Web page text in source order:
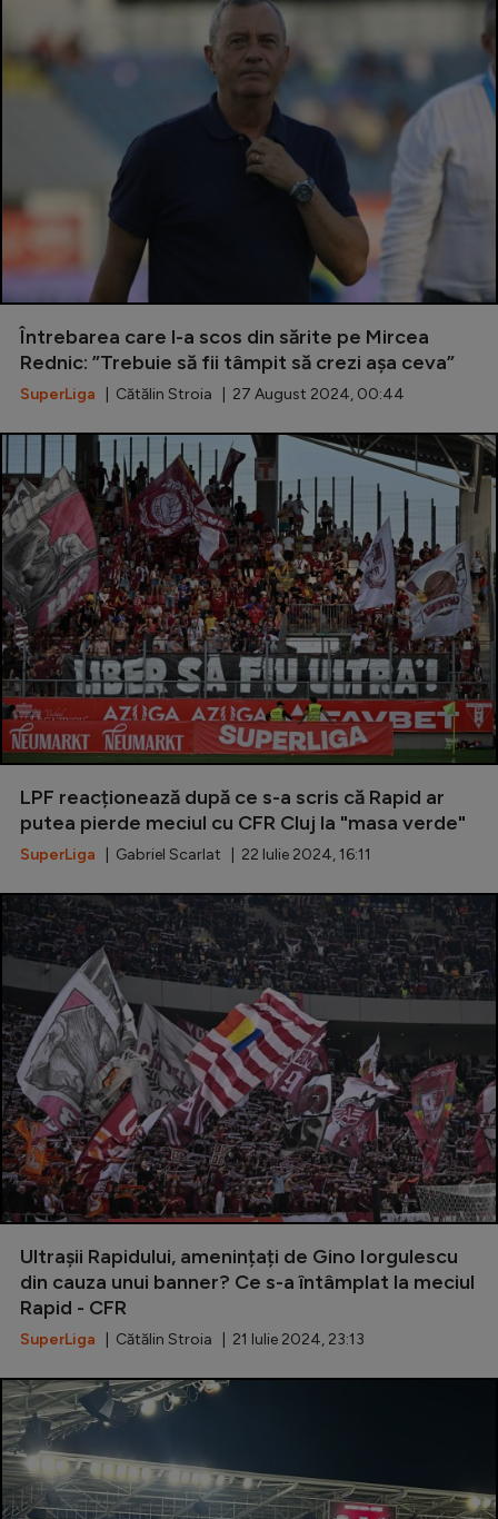
Întrebarea care l-a scos din sărite pe Mircea
Rednic: ”Trebuie să fii tâmpit să crezi așa ceva”
SuperLiga | Cătălin Stroia | 27 August 2024, 00:44
LPF reacționează după ce s-a scris că Rapid ar
putea pierde meciul cu CFR Cluj la "masa verde"
SuperLiga | Gabriel Scarlat | 22 Iulie 2024, 16:11
Ultrașii Rapidului, amenințați de Gino Iorgulescu
din cauza unui banner? Ce s-a întâmplat la meciul
Rapid - CFR
SuperLiga | Cătălin Stroia | 21 Iulie 2024, 23:13